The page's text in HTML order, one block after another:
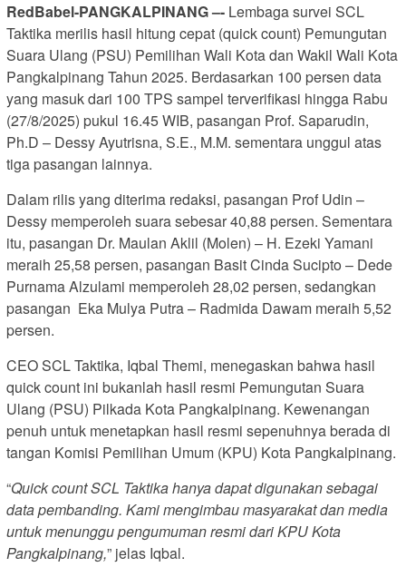
RedBabel-PANGKALPINANG –- Lembaga survei SCL
Taktika merilis hasil hitung cepat (quick count) Pemungutan
Suara Ulang (PSU) Pemilihan Wali Kota dan Wakil Wali Kota
Pangkalpinang Tahun 2025. Berdasarkan 100 persen data
yang masuk dari 100 TPS sampel terverifikasi hingga Rabu
(27/8/2025) pukul 16.45 WIB, pasangan Prof. Saparudin,
Ph.D – Dessy Ayutrisna, S.E., M.M. sementara unggul atas
tiga pasangan lainnya.
Dalam rilis yang diterima redaksi, pasangan Prof Udin –
Dessy memperoleh suara sebesar 40,88 persen. Sementara
itu, pasangan Dr. Maulan Aklil (Molen) – H. Ezeki Yamani
meraih 25,58 persen, pasangan Basit Cinda Sucipto – Dede
Purnama Alzulami memperoleh 28,02 persen, sedangkan
pasangan Eka Mulya Putra – Radmida Dawam meraih 5,52
persen.
CEO SCL Taktika, Iqbal Themi, menegaskan bahwa hasil
quick count ini bukanlah hasil resmi Pemungutan Suara
Ulang (PSU) Pilkada Kota Pangkalpinang. Kewenangan
penuh untuk menetapkan hasil resmi sepenuhnya berada di
tangan Komisi Pemilihan Umum (KPU) Kota Pangkalpinang.
“Quick count SCL Taktika hanya dapat digunakan sebagai
data pembanding. Kami mengimbau masyarakat dan media
untuk menunggu pengumuman resmi dari KPU Kota
Pangkalpinang,” jelas Iqbal.